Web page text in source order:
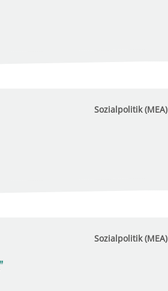
Sozialpolitik (MEA)
Sozialpolitik (MEA)